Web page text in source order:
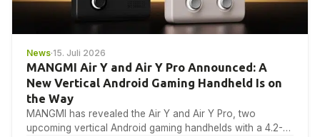
News·15. Juli 2026
MANGMI Air Y and Air Y Pro Announced: A
New Vertical Android Gaming Handheld Is on
the Way
MANGMI has revealed the Air Y and Air Y Pro, two
upcoming vertical Android gaming handhelds with a 4.2-